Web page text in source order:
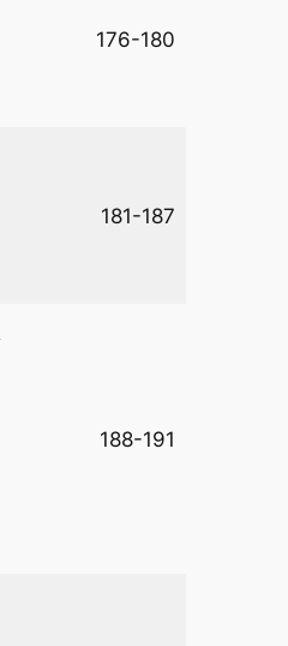
176-180
181-187
188-191